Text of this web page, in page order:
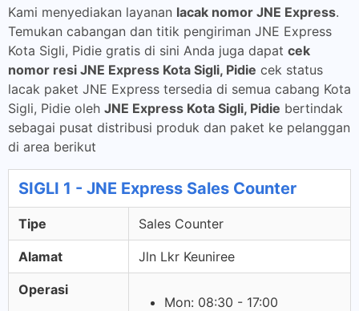
Kami menyediakan layanan lacak nomor JNE Express.
Temukan cabangan dan titik pengiriman JNE Express
Kota Sigli, Pidie gratis di sini Anda juga dapat cek
nomor resi JNE Express Kota Sigli, Pidie cek status
lacak paket JNE Express tersedia di semua cabang Kota
Sigli, Pidie oleh JNE Express Kota Sigli, Pidie bertindak
sebagai pusat distribusi produk dan paket ke pelanggan
di area berikut
SIGLI 1 - JNE Express Sales Counter
Tipe Sales Counter
Alamat Jln Lkr Keuniree
Operasi
Mon: 08:30 - 17:00